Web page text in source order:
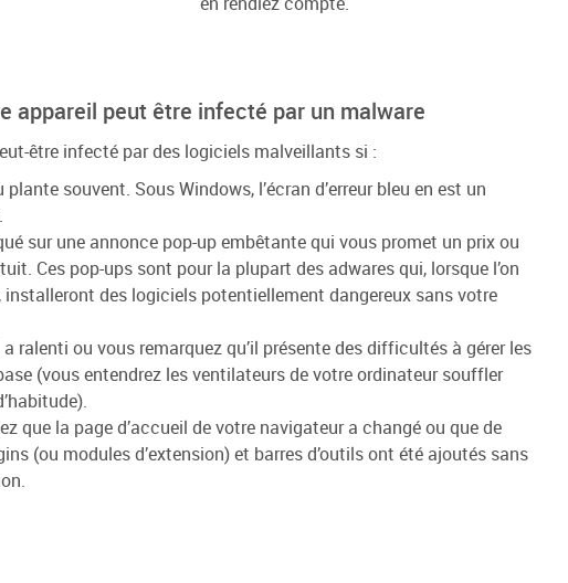
appareil peut être infecté par un malware
être infecté par des logiciels malveillants si :
plante souvent. Sous Windows, l’écran d’erreur bleu en est un
sur une annonce pop-up embêtante qui vous promet un prix ou
Ces pop-ups sont pour la plupart des adwares qui, lorsque l’on
installeront des logiciels potentiellement dangereux sans votre
ralenti ou vous remarquez qu’il présente des difficultés à gérer les
(vous entendrez les ventilateurs de votre ordinateur souffler
que la page d’accueil de votre navigateur a changé ou que de
(ou modules d’extension) et barres d’outils ont été ajoutés sans